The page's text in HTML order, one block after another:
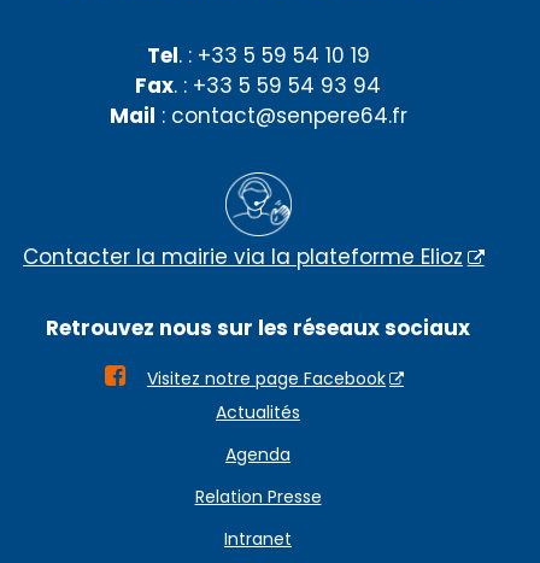
Tel. : +33 5 59 54 10 19
Fax. : +33 5 59 54 93 94
Mail : contact@senpere64.fr
Contacter la mairie via la plateforme Elioz
Retrouvez nous sur les réseaux sociaux

Visitez notre page Facebook
Actualités
Agenda
Relation Presse
Intranet